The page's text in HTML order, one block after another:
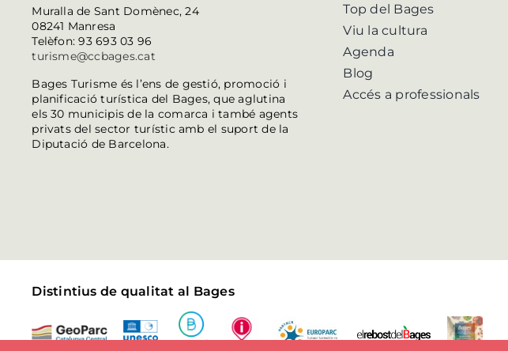
Muralla de Sant Domènec, 24
08241 Manresa
Telèfon: 93 693 03 96
turisme@ccbages.cat
Bages Turisme és l’ens de gestió, promoció i
planificació turística del Bages, que aglutina
els 30 municipis de la comarca i també agents
privats del sector turístic amb el suport de la
Diputació de Barcelona.
Top del Bages
Viu la cultura
Agenda
Blog
Accés a professionals
Distintius de qualitat al Bages